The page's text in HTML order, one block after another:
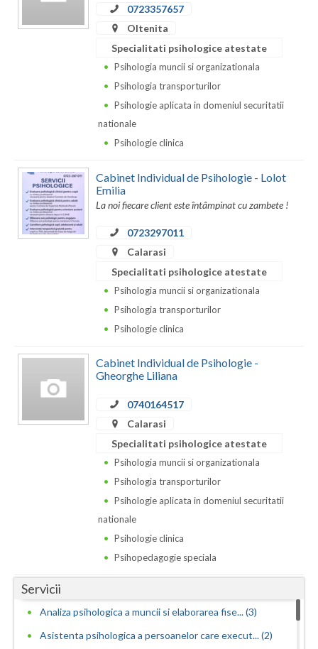
Sibiu
Suceava
Teleorman
Vaslui
Vrancea
0723357657
Oltenita
Specialitati psihologice atestate
Psihologia muncii si organizationala
Psihologia transporturilor
Psihologie aplicata in domeniul securitatii
nationale
Psihologie clinica
Cabinet Individual de Psihologie - Lolot
Emilia
La noi fiecare client este întâmpinat cu zambete !
0723297011
Calarasi
Specialitati psihologice atestate
Psihologia muncii si organizationala
Psihologia transporturilor
Psihologie clinica
Cabinet Individual de Psihologie -
Gheorghe Liliana
0740164517
Calarasi
Specialitati psihologice atestate
Psihologia muncii si organizationala
Psihologia transporturilor
Psihologie aplicata in domeniul securitatii
nationale
Psihologie clinica
Psihopedagogie speciala
Servicii
Analiza psihologica a muncii si elaborarea fise... (3)
Asistenta psihologica a persoanelor care execut... (2)